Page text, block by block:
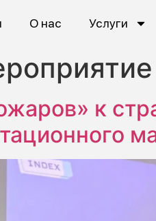
О нас Услуги
к